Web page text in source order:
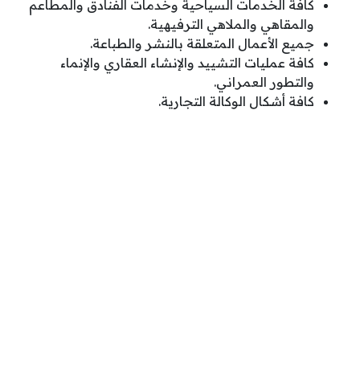
كافة الخدمات السياحية وخدمات الفنادق والمطاعم
والمقاهي والملاهي الترفيهية.
جميع الأعمال المتعلقة بالنشر والطباعة.
كافة عمليات التشييد والإنشاء العقاري والإنماء
والتطور العمراني.
كافة أشكال الوكالة التجارية.